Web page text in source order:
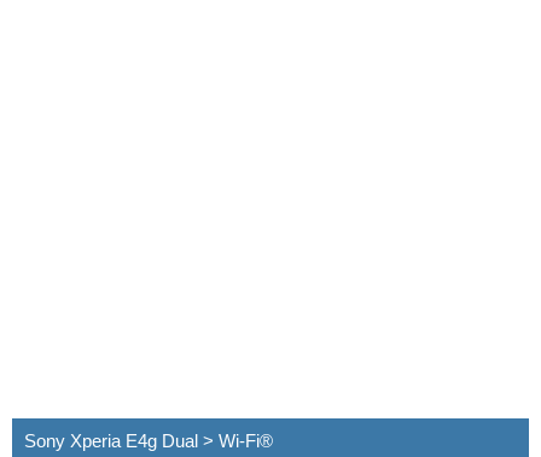
Sony Xperia E4g Dual > Wi-Fi®